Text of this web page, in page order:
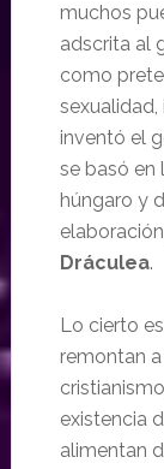
muchos
adscrita al
como
inventó el
se basó en
húngaro y
Dráculea.
Lo cierto
remontan
existencia
alimentan